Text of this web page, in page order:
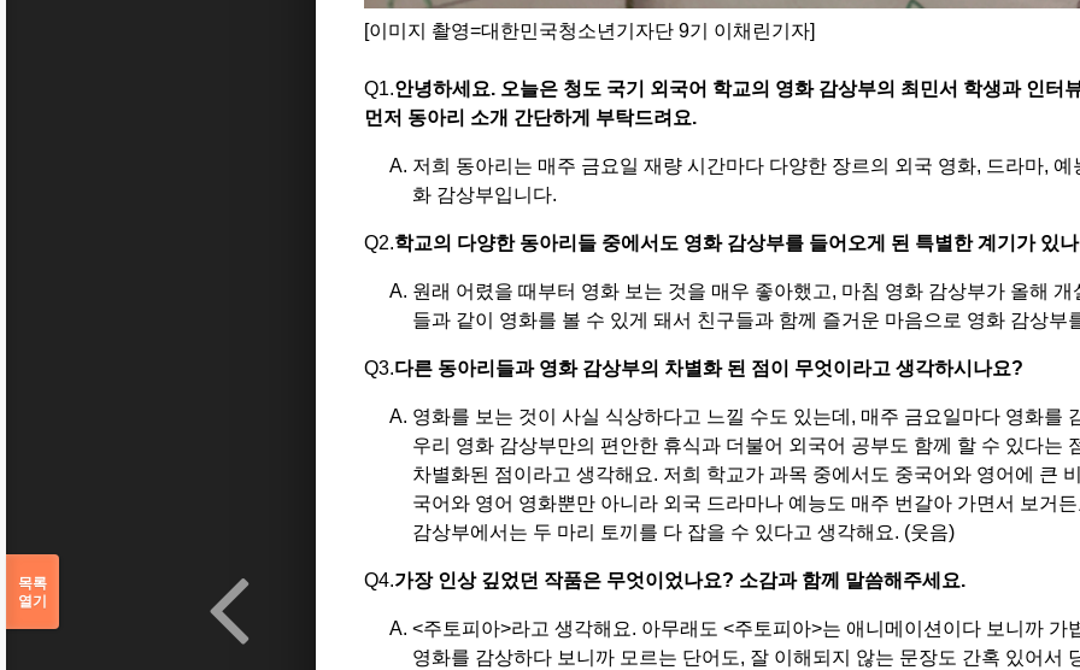
[이미지 촬영=대한민국청소년기자단 9기 이채린기자]
Q1.안녕하세요. 오늘은 청도 국기 외국어 학교의 영화 감상부의 최민서 학생과 인터
먼저 동아리 소개 간단하게 부탁드려요.
저희 동아리는 매주 금요일 재량 시간마다 다양한 장르의 외국 영화, 드라마, 예
화 감상부입니다.
Q2.학교의 다양한 동아리들 중에서도 영화 감상부를 들어오게 된 특별한 계기가 있
원래 어렸을 때부터 영화 보는 것을 매우 좋아했고, 마침 영화 감상부가 올해
들과 같이 영화를 볼 수 있게 돼서 친구들과 함께 즐거운 마음으로 영화 감상부
Q3.다른 동아리들과 영화 감상부의 차별화 된 점이 무엇이라고 생각하시나요?
영화를 보는 것이 사실 식상하다고 느낄 수도 있는데 , 매주 금요일마다 영화를
우리 영화 감상부만의 편안한 휴식과 더불어 외국어 공부도 함께 할 수 있다는
차별화된 점이라고 생각해요. 저희 학교가 과목 중에서도 중국어와 영어에 큰
국어와 영어 영화뿐만 아니라 외국 드라마나 예능도 매주 번갈아 가면서 보거
감상부에서는 두 마리 토끼를 다 잡을 수 있다고 생각해요. (웃음)
Q4.가장 인상 깊었던 작품은 무엇이었나요? 소감과 함께 말씀해주세요.
<주토피아>라고 생각해요. 아무래도 <주토피아>는 애니메이션이다 보니까 가
영화를 감상하다 보니까 모르는 단어도, 잘 이해되지 않는 문장도 간혹 있어서
목록
열기